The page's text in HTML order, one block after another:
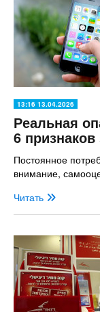
13:16 13.04.2026
Реальная
6
Постоянное
внимание,
Читать